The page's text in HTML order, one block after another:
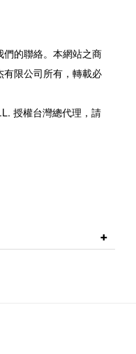
的聯絡。本網站之商
限公司所有，轉載必
授權台灣總代理，請